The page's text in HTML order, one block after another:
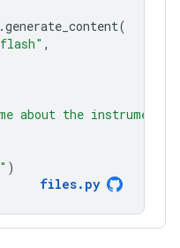
.generate_content(
,
about the
" )
files. py